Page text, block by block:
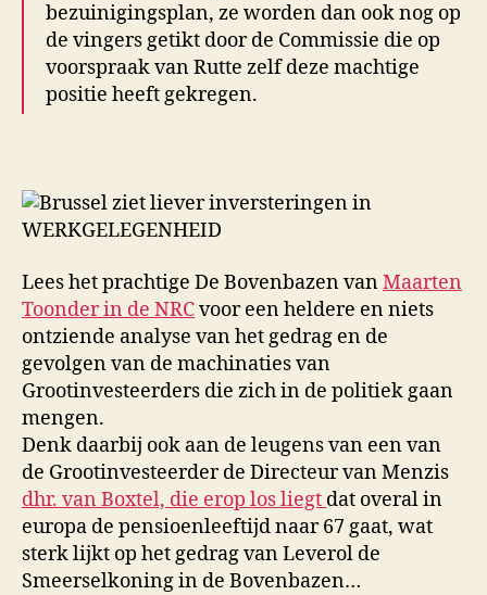
bezuinigingsplan, ze worden dan ook nog op
de vingers getikt door de Commissie die op
voorspraak van Rutte zelf deze machtige
positie heeft gekregen.
Lees het prachtige De Bovenbazen vanMaarten
Toonder in de NRCvoor een heldere en niets
ontziende analyse van het gedrag en de
gevolgen van de machinaties van
Grootinvesteerders die zich in de politiek gaan
mengen.
Denk daarbij ook aan de leugens van een van
de Grootinvesteerder de Directeur van Menzis
dhr. van Boxtel, die erop los liegt dat overal in
europa de pensioenleeftijd naar 67 gaat, wat
sterk lijkt op het gedrag van Leverol de
Smeerselkoning in de Bovenbazen…